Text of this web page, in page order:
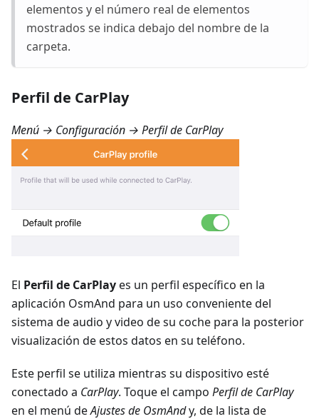
elementos y el número real de elementos
mostrados se indica debajo del nombre de la
carpeta.
Perfil de CarPlay
Menú → Configuración → Perfil de CarPlay
El Perfil de CarPlayes un perfil específico en la
aplicación OsmAnd para un uso conveniente del
sistema de audio y video de su coche para la posterior
visualización de estos datos en su teléfono.
Este perfil se utiliza mientras su dispositivo esté
conectado a CarPlay. Toque el campo Perfil de CarPlay
en el menú deAjustes de OsmAndy, de la lista de